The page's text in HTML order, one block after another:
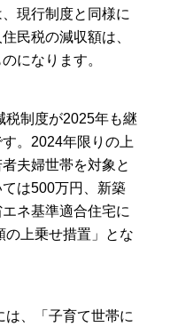
現行制度と同様に
民税の減収額は、
になります。
税制度が2025年も継
。2024年限りの上
夫婦世帯を対象と
は500万円、新築
ネ基準適合住宅に
の上乗せ措置」とな
は、「子育て世帯に